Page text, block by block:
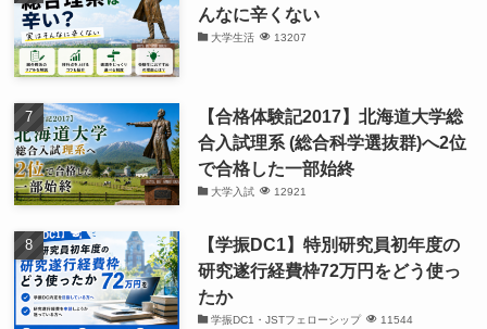
んなに辛くない
大学生活 13207
【合格体験記2017】北海道大学総
合入試理系 (総合科学選抜群)へ2位
で合格した一部始終
大学入試 12921
【学振DC1】特別研究員初年度の
研究遂行経費枠72万円をどう使っ
たか
学振DC1・JSTフェローシップ 11544